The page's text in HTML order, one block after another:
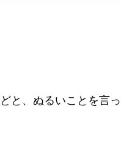
と、ぬるいことを言